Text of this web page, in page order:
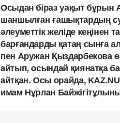
Осыдан біраз уақыт бұрын
шаншылған ғашықтардың
әлеуметтік желіде кеңінен
барғандарды қатаң сынға
пен Аружан Қыздарбекова
айтып, осындай қиянатқа
айтқан. Осы орайда,
имам Нұрлан Байжігітұлының